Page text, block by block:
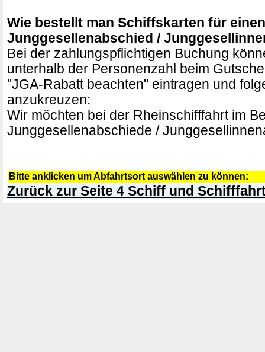
Wie bestellt man Schiffskarten für einen
Junggesellenabschied /
Bei der zahlungspflichtigen Buchung
unterhalb der Personenzahl beim
"JGA-Rabatt beachten" eintragen und
anzukreuzen:
Wir möchten bei der Rheinschifffahrt im
Junggesellenabschiede /
Bitte anklicken um Abfahrtsort auswählen zu können:
Zurück zur Seite 4 Schiff und